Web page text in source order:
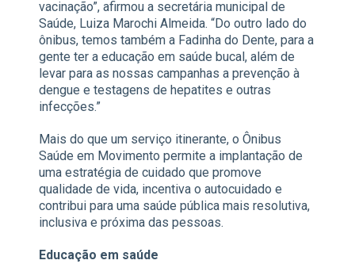
vacinação”, afirmou a secretária municipal de
Saúde, Luiza Marochi Almeida. “Do outro lado do
ônibus, temos também a Fadinha do Dente, para a
gente ter a educação em saúde bucal, além de
levar para as nossas campanhas a prevenção à
dengue e testagens de hepatites e outras
infecções.”
Mais do que um serviço itinerante, o Ônibus
Saúde em Movimento permite a implantação de
uma estratégia de cuidado que promove
qualidade de vida, incentiva o autocuidado e
contribui para uma saúde pública mais resolutiva,
inclusiva e próxima das pessoas.
Educação em saúde